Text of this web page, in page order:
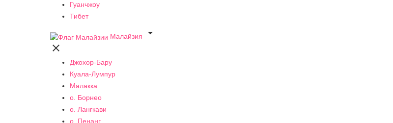
Гуанчжоу
Тибет
Малайзия


Джохор-Бару
Куала-Лумпур
Малакка
о. Борнео
о. Лангкави
о. Пенанг